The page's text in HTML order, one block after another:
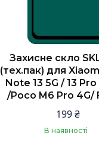
Захисне скло
(тех.пак) для
Note 13 5G / 13
/Poco M6 Pro 4G/
199 ₴
В наявності